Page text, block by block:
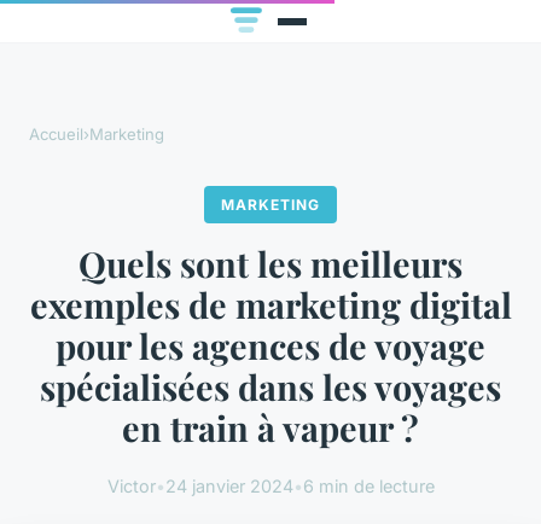
Accueil›Marketing
MARKETING
Quels sont les meilleurs
exemples de marketing digital
pour les agences de voyage
spécialisées dans les voyages
en train à vapeur ?
Victor•24 janvier 2024•6 min de lecture